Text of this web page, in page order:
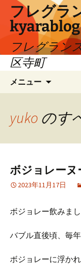
ツ
フレグラ
フレグラン
区寺町
メニュー
yuko のす
ボジョレーヌ
2023年11月17日
ボジョレー飲みま
バブル直後頃、毎
ボジョレーに浮か